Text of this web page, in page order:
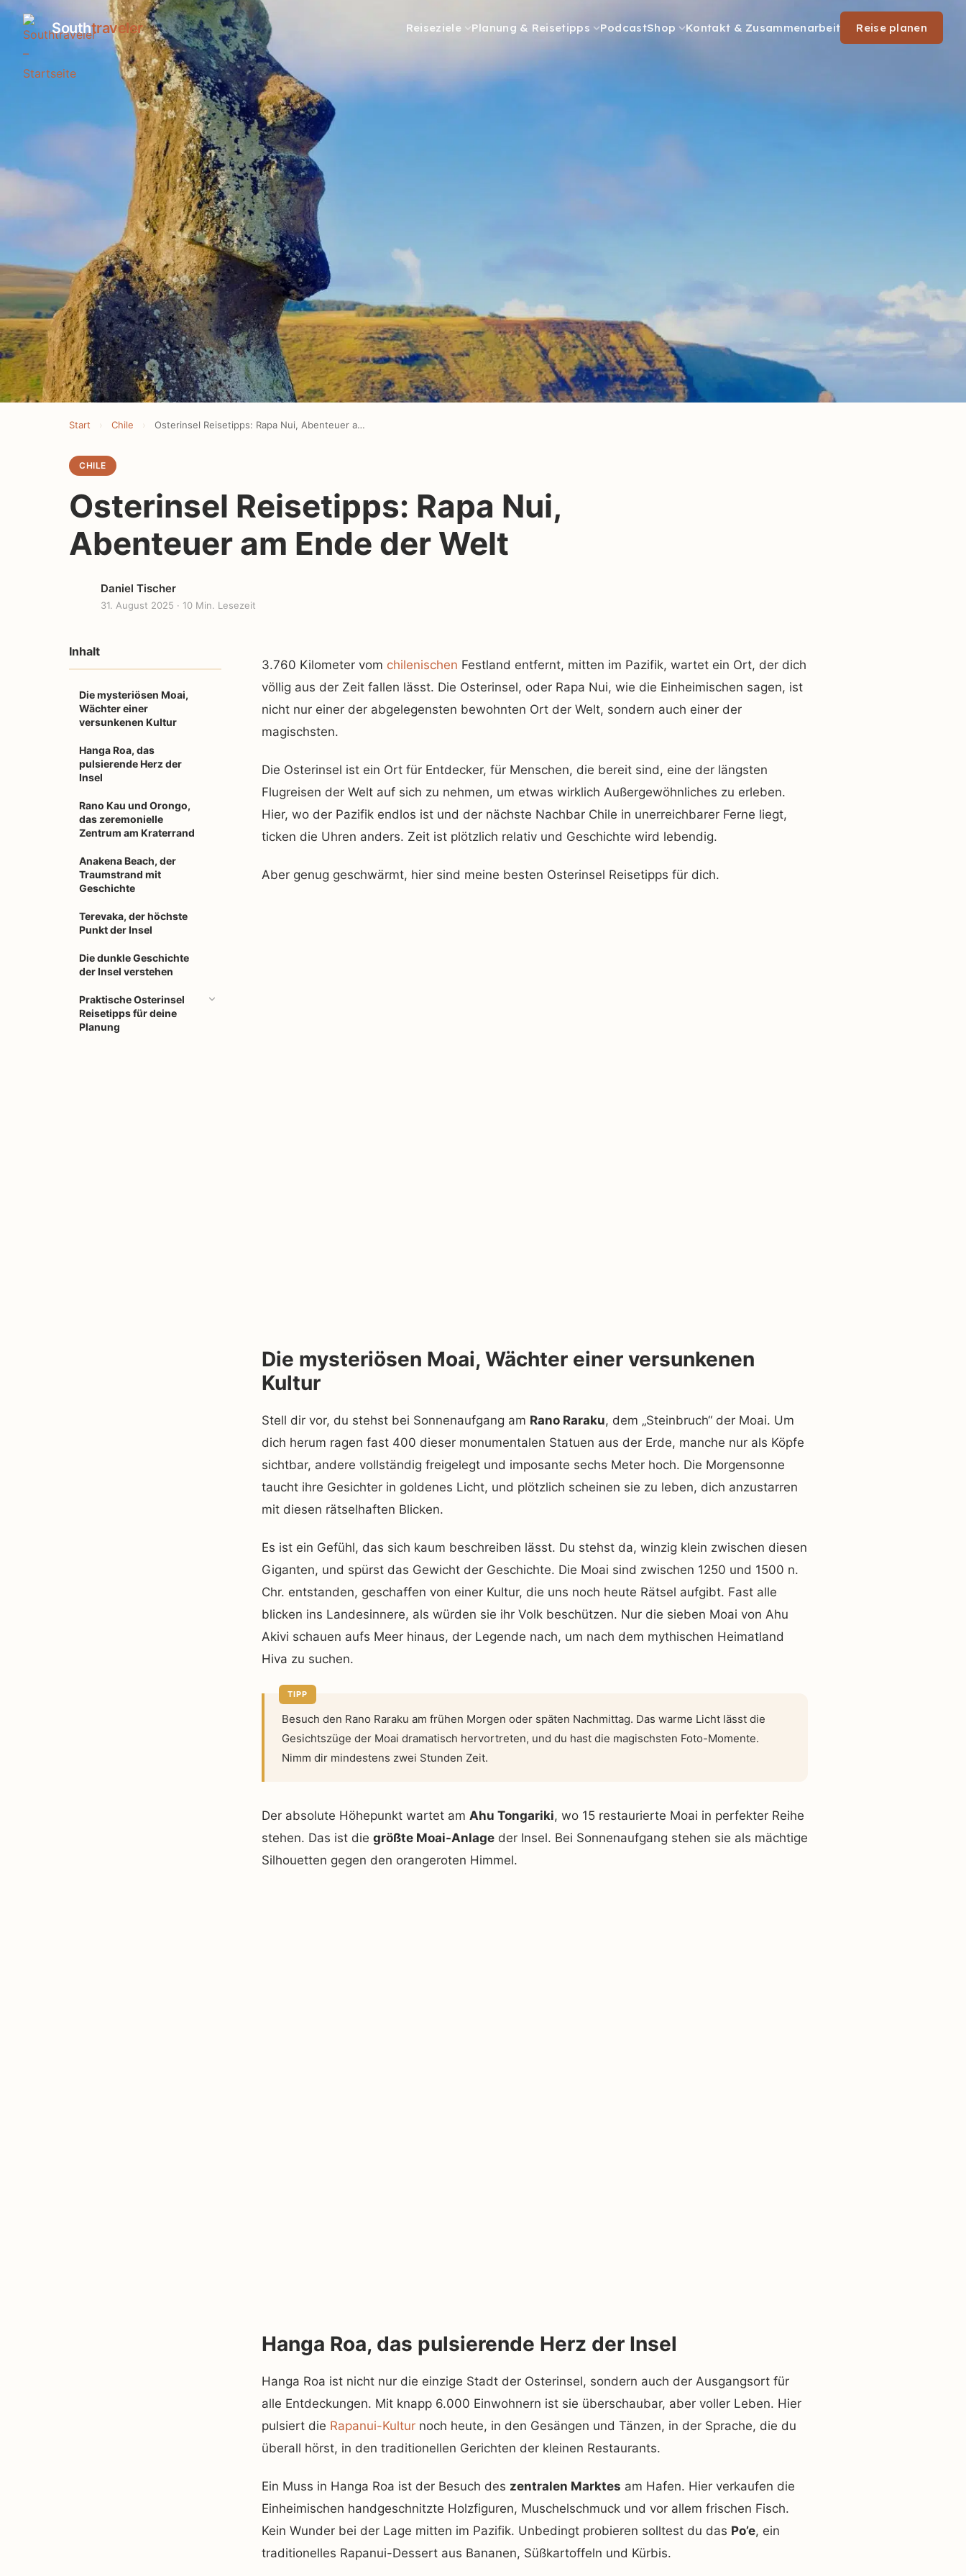
Southtraveler Reiseziele Planung & Reisetipps PodcastShop Kontakt & Zusammenarbeit Reise planen
Start › Chile › Osterinsel Reisetipps: Rapa Nui, Abenteuer am Ende der Welt
CHILE
Osterinsel Reisetipps: Rapa Nui,
Abenteuer am Ende der Welt
Daniel Tischer
31. August 2025 · 10 Min. Lesezeit
Inhalt
Die mysteriösen Moai,
Wächter einer
versunkenen Kultur
Hanga Roa, das
pulsierende Herz der
Insel
Rano Kau und Orongo,
das zeremonielle
Zentrum am Kraterrand
Anakena Beach, der
Traumstrand mit
Geschichte
Terevaka, der höchste
Punkt der Insel
Die dunkle Geschichte
der Insel verstehen
Praktische Osterinsel
Reisetipps für deine
Planung
3.760 Kilometer vom chilenischen Festland entfernt, mitten im Pazifik, wartet ein Ort, der dich
völlig aus der Zeit fallen lässt. Die Osterinsel, oder Rapa Nui, wie die Einheimischen sagen, ist
nicht nur einer der abgelegensten bewohnten Ort der Welt, sondern auch einer der
magischsten.
Die Osterinsel ist ein Ort für Entdecker, für Menschen, die bereit sind, eine der längsten
Flugreisen der Welt auf sich zu nehmen, um etwas wirklich Außergewöhnliches zu erleben.
Hier, wo der Pazifik endlos ist und der nächste Nachbar Chile in unerreichbarer Ferne liegt,
ticken die Uhren anders. Zeit ist plötzlich relativ und Geschichte wird lebendig.
Aber genug geschwärmt, hier sind meine besten Osterinsel Reisetipps für dich.
Die mysteriösen Moai, Wächter einer versunkenen
Kultur
Stell dir vor, du stehst bei Sonnenaufgang am Rano Raraku, dem „Steinbruch“ der Moai. Um
dich herum ragen fast 400 dieser monumentalen Statuen aus der Erde, manche nur als Köpfe
sichtbar, andere vollständig freigelegt und imposante sechs Meter hoch. Die Morgensonne
taucht ihre Gesichter in goldenes Licht, und plötzlich scheinen sie zu leben, dich anzustarren
mit diesen rätselhaften Blicken.
Es ist ein Gefühl, das sich kaum beschreiben lässt. Du stehst da, winzig klein zwischen diesen
Giganten, und spürst das Gewicht der Geschichte. Die Moai sind zwischen 1250 und 1500 n.
Chr. entstanden, geschaffen von einer Kultur, die uns noch heute Rätsel aufgibt. Fast alle
blicken ins Landesinnere, als würden sie ihr Volk beschützen. Nur die sieben Moai von Ahu
Akivi schauen aufs Meer hinaus, der Legende nach, um nach dem mythischen Heimatland
Hiva zu suchen.
Besuch den Rano Raraku am frühen Morgen oder späten Nachmittag. Das warme Licht lässt die
Gesichtszüge der Moai dramatisch hervortreten, und du hast die magischsten Foto-Momente.
Nimm dir mindestens zwei Stunden Zeit.
Der absolute Höhepunkt wartet am Ahu Tongariki, wo 15 restaurierte Moai in perfekter Reihe
stehen. Das ist die größte Moai-Anlage der Insel. Bei Sonnenaufgang stehen sie als mächtige
Silhouetten gegen den orangeroten Himmel.
Hanga Roa, das pulsierende Herz der Insel
Hanga Roa ist nicht nur die einzige Stadt der Osterinsel, sondern auch der Ausgangsort für
alle Entdeckungen. Mit knapp 6.000 Einwohnern ist sie überschaubar, aber voller Leben. Hier
pulsiert die Rapanui-Kultur noch heute, in den Gesängen und Tänzen, in der Sprache, die du
überall hörst, in den traditionellen Gerichten der kleinen Restaurants.
Ein Muss in Hanga Roa ist der Besuch des zentralen Marktes am Hafen. Hier verkaufen die
Einheimischen handgeschnitzte Holzfiguren, Muschelschmuck und vor allem frischen Fisch.
Kein Wunder bei der Lage mitten im Pazifik. Unbedingt probieren solltest du das Po’e, ein
traditionelles Rapanui-Dessert aus Bananen, Süßkartoffeln und Kürbis.